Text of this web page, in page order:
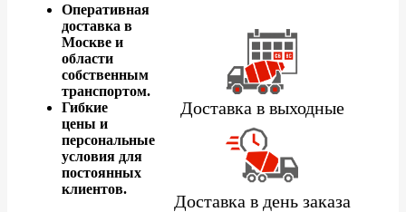
Оперативная
доставка в
Москве и
области
собственным
транспортом.
Гибкие
цены и
персональные
условия для
постоянных
клиентов.
Доставка в выходные
Доставка в день заказа